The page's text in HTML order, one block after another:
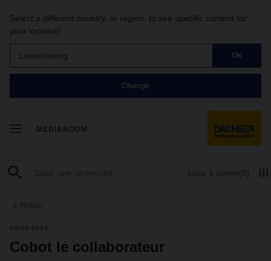
Select a different country, or region, to see specific content for
your location!
Luxembourg OK
Change
MEDIAROOM
Liste à suivre(0)
Retour
09/06/2024
Cobot le collaborateur